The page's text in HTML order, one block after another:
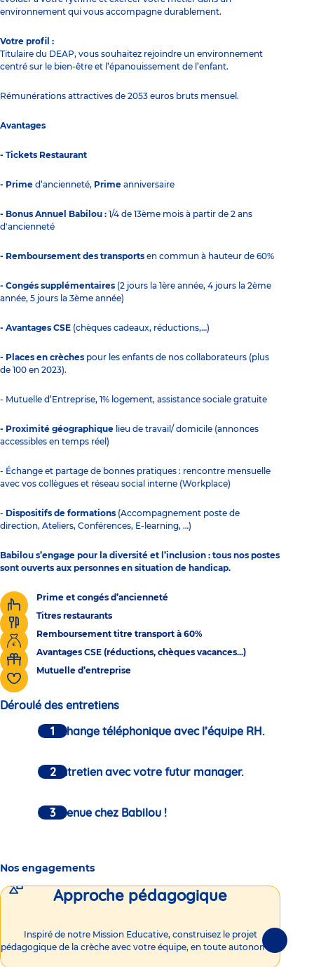
environnement qui vous accompagne durablement.
Votre profil :
Titulaire du DEAP, vous souhaitez rejoindre un environnement
centré sur le bien-être et l’épanouissement de l’enfant.
Rémunérations attractives de 2053 euros bruts mensuel.
Avantages
- Tickets Restaurant
- Prime d’ancienneté, Prime anniversaire
- Bonus Annuel Babilou : 1/4 de 13ème mois à partir de 2 ans
d'ancienneté
- Remboursement des transports en commun à hauteur de 60%
- Congés supplémentaires (2 jours la 1ère année, 4 jours la 2ème
année, 5 jours la 3ème année)
- Avantages CSE (chèques cadeaux, réductions,…)
- Places en crèches pour les enfants de nos collaborateurs (plus
de 100 en 2023).
- Mutuelle d’Entreprise, 1% logement, assistance sociale gratuite
- Proximité géographique lieu de travail/ domicile (annonces
accessibles en temps réel)
- Échange et partage de bonnes pratiques : rencontre mensuelle
avec vos collègues et réseau social interne (Workplace)
- Dispositifs de formations (Accompagnement poste de
direction, Ateliers, Conférences, E-learning, …)
Babilou s’engage pour la diversité et l’inclusion : tous nos postes
sont ouverts aux personnes en situation de handicap.
Prime et congés d’ancienneté
Titres restaurants
Remboursement titre transport à 60%
Avantages CSE (réductions, chèques vacances...)
Mutuelle d’entreprise
Déroulé des entretiens
Un échange téléphonique avec l’équipe RH.
Un entretien avec votre futur manager.
Bienvenue chez Babilou !
Nos engagements
Approche pédagogique
Inspiré de notre Mission Educative, construisez le projet
pédagogique de la crèche avec votre équipe, en toute autonomie !